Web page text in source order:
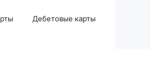
Дебетовые карты